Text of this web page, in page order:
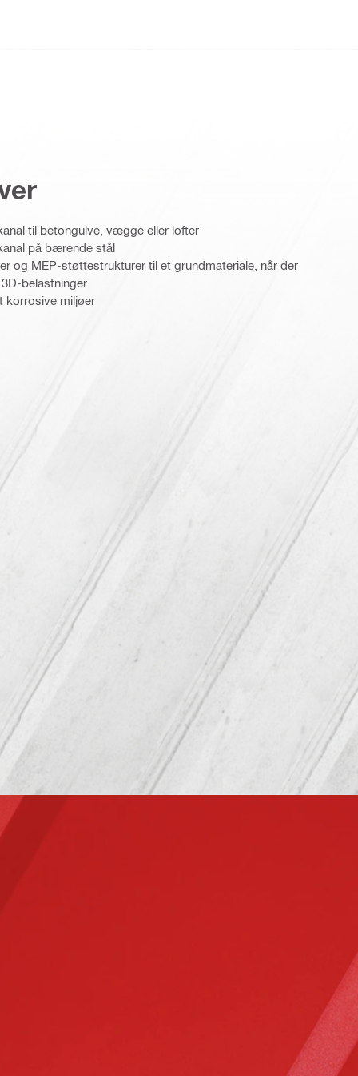
til betongulve, vægge eller lofter
på bærende stål
og MEP-støttestrukturer til et grundmateriale, når der
belastninger
korrosive miljøer